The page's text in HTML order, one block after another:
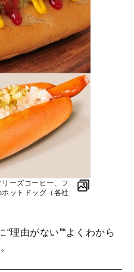
ーズコーヒー、フ
ットドッグ（各社
理由がない”“よくわから